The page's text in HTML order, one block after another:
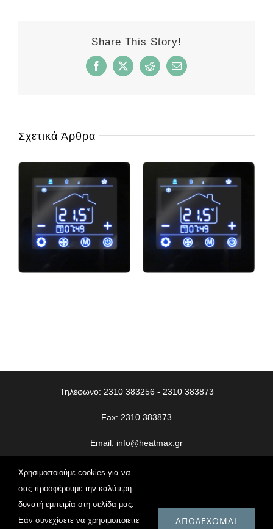
Share This Story!
FacebookTwitterRedditEmail
Σχετικά Άρθρα
Τηλέφωνο: 2310 383256 - 2310 383873
Fax: 2310 383873
Email: info@heatmax.gr
© Copyright
2026 | Heatmax | All Rights Reserved | Web
DesignVdesigns.gr
Πολιτική Απορρήτου
Χρησιμοποιούμε cookies για να
σας προσφέρουμε την καλύτερη
δυνατή εμπειρία στη σελίδα μας.
Εάν συνεχίσετε να χρησιμοποιείτε
ΑΠΟΔΈΧΟΜΑΙ